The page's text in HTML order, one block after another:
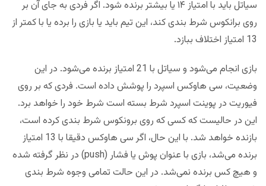
سیاتل باید با امتیاز ۱۴ یا بیشتر برنده شود. اگر فردی به جای آن بر
روی برانکوس شرط بندی کند، این تیم باید یا بازی را برده‌ یا با کمتر از
13 امتیاز اختلاف ببازد.
بازی انجام می‌شود و سیاتل با 21 امتیاز برنده می‌شود. در این
وضعیت، سی هاوکس اسپرد را پوشش داده است. فردی که بر روی
فیوریت در پوینت اسپرد شرط بسته است شرط خود را خواهد برد.
این در حالیست که کسی که روی برونکوس شرط بندی کرده است،
بازنده خواهد شد. با این حال، اگر سی هاوکس دقیقا با 13 امتیاز
برنده می‌شد، بازی با عنوان پوش یا فشار (push) در نظر گرفته شده
و هیچ کس برنده نمی‌شد. در این حالت تمامی وجوه شرط بندی